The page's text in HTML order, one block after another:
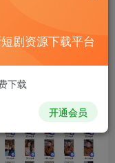
剧资源下载平台
下载
开通会员